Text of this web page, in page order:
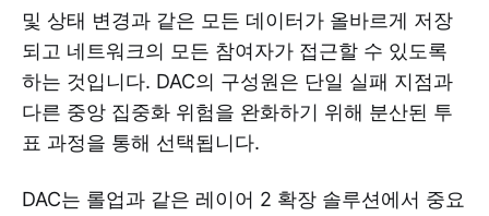
및 상태 변경과 같은 모든 데이터가 올바르게 저장
되고 네트워크의 모든 참여자가 접근할 수 있도록
하는 것입니다. DAC의 구성원은 단일 실패 지점과
다른 중앙 집중화 위험을 완화하기 위해 분산된 투
표 과정을 통해 선택됩니다.
DAC는 롤업과 같은 레이어 2 확장 솔루션에서 중요